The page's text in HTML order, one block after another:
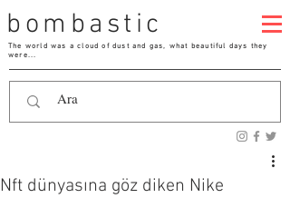
bombastic
The world was a cloud of dust and gas, what beautiful days they
were...
Nft dünyasına göz diken Nike